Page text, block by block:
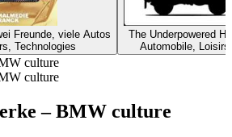
Freunde, viele Autos
Technologies
The Underpowered
Automobile, Loisirs
culture
culture
– BMW culture